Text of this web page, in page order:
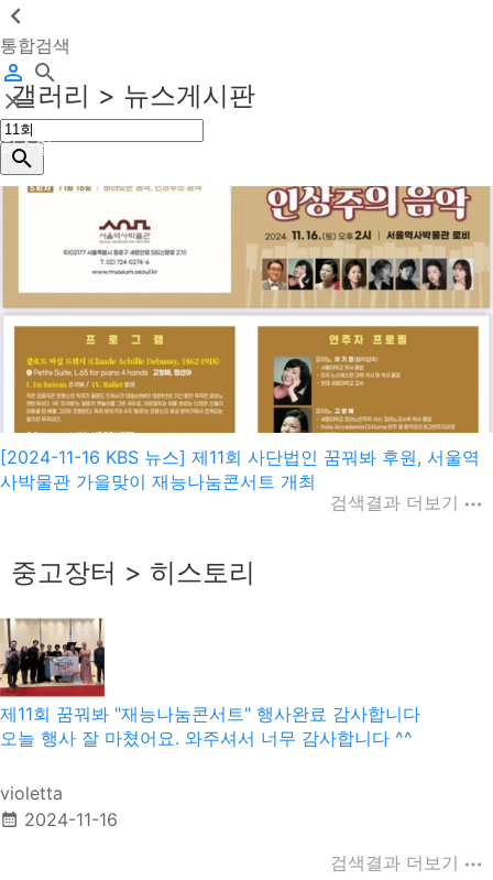
통합검색
갤러리 > 뉴스게시판
최수일
[2024-11-16 KBS 뉴스] 제11회 사단법인 꿈꿔봐 후원, 서울역
사박물관 가을맞이 재능나눔콘서트 개최
검색결과 더보기
중고장터 > 히스토리
제11회 꿈꿔봐 "재능나눔콘서트" 행사완료 감사합니다
오늘 행사 잘 마쳤어요. 와주셔서 너무 감사합니다 ^^
violetta
2024-11-16
검색결과 더보기